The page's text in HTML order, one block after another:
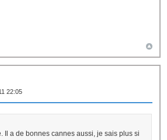
22:05
Il a de bonnes cannes aussi, je sais plus si